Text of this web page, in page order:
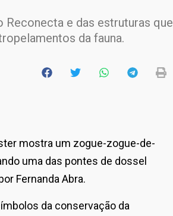
e das estruturas que
da fauna.
mostra um zogue-zogue-de-
uma das pontes de dossel
Fernanda Abra.
da conservação da